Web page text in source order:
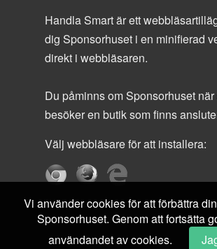
Handla Smart är ett
dig Sponsorhuset i en minifierad
direkt i webbläsaren.
Du påminns om Sponsorhuset när
besöker en butik som finns
Välj webbläsare för att installera:
Vi använder cookies för att förbättra
Sponsorhuset. Genom att fortsätta
användandet av cookies.